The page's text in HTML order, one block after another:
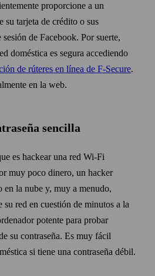
proporcione a un
su tarjeta de crédito o sus
de Facebook. Por suerte,
doméstica es segura accediendo
de rúteres en línea de F‑Secure.
en la web.
sencilla
es hackear una red Wi‑Fi
muy poco dinero, un hacker
en la nube y, muy a menudo,
su red en cuestión de minutos a la
potente para probar
su contra­seña. Es muy fácil
si tiene una contra­seña débil.